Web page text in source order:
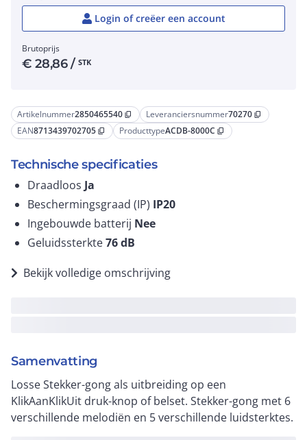
Artikelnummer2850465540 content_copy Leveranciersnummer70270 content_copy
EAN8713439702705 content_copy ProducttypeACDB-8000C content_copy
Technische specificaties
Draadloos Ja
Beschermingsgraad (IP) IP20
Ingebouwde batterij Nee
Geluidssterkte76dB
Bekijk volledige omschrijving
Samenvatting
Losse Stekker-gong als uitbreiding op een
KlikAanKlikUit druk-knop of belset. Stekker-gong met 6
verschillende melodiën en 5 verschillende luidsterktes.
Login of creëer een account
Brutoprijs
€28,86/ STK